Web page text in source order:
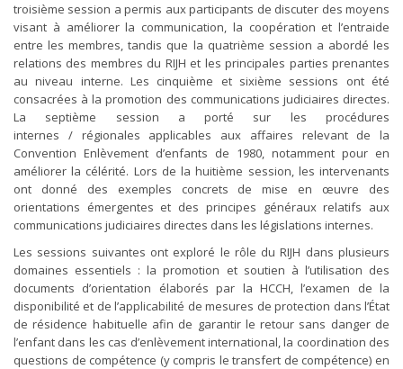
troisième session a permis aux participants de discuter des moyens
visant à améliorer la communication, la coopération et l’entraide
entre les membres, tandis que la quatrième session a abordé les
relations des membres du RIJH et les principales parties prenantes
au niveau interne. Les cinquième et sixième sessions ont été
consacrées à la promotion des communications judiciaires directes.
La septième session a porté sur les procédures
internes / régionales applicables aux affaires relevant de la
Convention Enlèvement d’enfants de 1980, notamment pour en
améliorer la célérité. Lors de la huitième session, les intervenants
ont donné des exemples concrets de mise en œuvre des
orientations émergentes et des principes généraux relatifs aux
communications judiciaires directes dans les législations internes.
Les sessions suivantes ont exploré le rôle du RIJH dans plusieurs
domaines essentiels : la promotion et soutien à l’utilisation des
documents d’orientation élaborés par la HCCH, l’examen de la
disponibilité et de l’applicabilité de mesures de protection dans l’État
de résidence habituelle afin de garantir le retour sans danger de
l’enfant dans les cas d’enlèvement international, la coordination des
questions de compétence (y compris le transfert de compétence) en